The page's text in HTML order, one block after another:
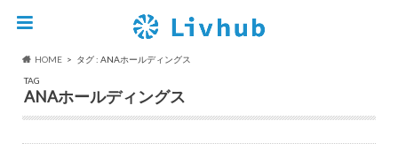
HOME
タグ : ANAホールディングス
TAG
ANAホールディングス